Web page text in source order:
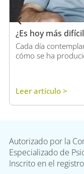
¿Es hoy más
Cada día
cómo se ha
Leer artículo >
Autorizado por la
Especializado de
Inscrito en el